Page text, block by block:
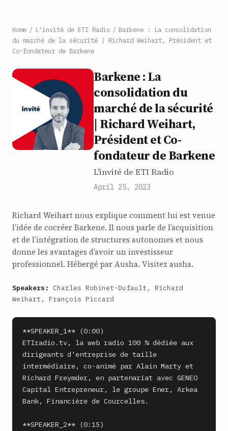
Home / L'invité de ETI Radio / Barkene : La consolidation
du marché de la sécurité | Richard Weihart, Président et
Co-fondateur de Barkene
Barkene : La
consolidation du
marché de la sécurité
| Richard Weihart,
Président et Co-
fondateur de Barkene
L'invité de ETI Radio
April 25, 2023
Richard Weihart nous explique comment lui est venue
l’idée de cocréer Barkene. Il nous parle de l’acquisition
et de l’intégration de structures autonomes et nous
donne les avantages d’avoir un investisseur
professionnel. Hébergé par Ausha. Visitez ausha.
Speakers:
Charles Robinet-Dufault, Richard
Weihart, François Piccard
**SPEAKER_1** (0:00)
ETIradio.tv, la web radio 100 % dédiée aux
dirigeants d'entreprise de taille
intermédiaire, co-animé par Alain Marty et
Richard Freymder, en partenariat avec GENEO
Capital Entrepreneur, le groupe Ener, Arkea
Bank, Financière de Courcelles.
**SPEAKER_2** (0:15)